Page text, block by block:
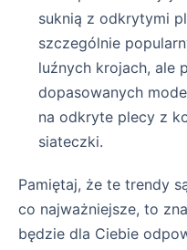
suknią z odkrytymi
szczególnie
luźnych krojach, ale
dopasowanych
na odkryte plecy z
siateczki.
Pamiętaj, że te trendy
co najważniejsze, to
będzie dla Ciebie